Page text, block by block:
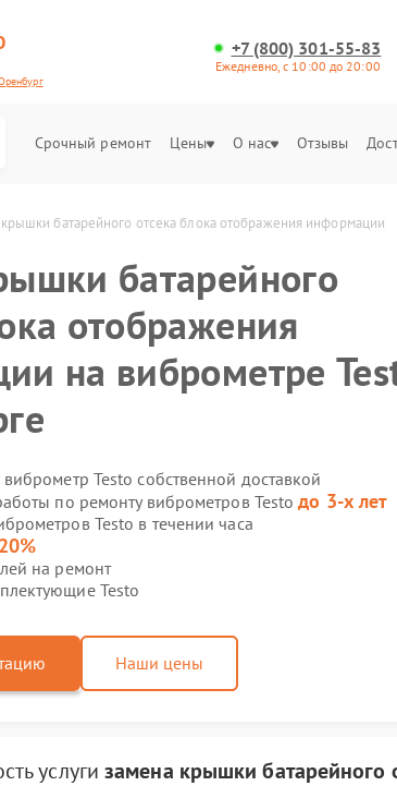
+7 (800) 301-55-83
Ежедневно, с 10:00 до 20:00
Срочный ремонт Цены О нас Отзывы
батарейного отсека блока отображения информации
батарейного
отображения
на виброметре
Testo собственной доставкой
по ремонту виброметров Testoдо 3-х лет
Testo в течении часа
20%
на ремонт
Testo
Наши цены
услугизамена крышки батарейного